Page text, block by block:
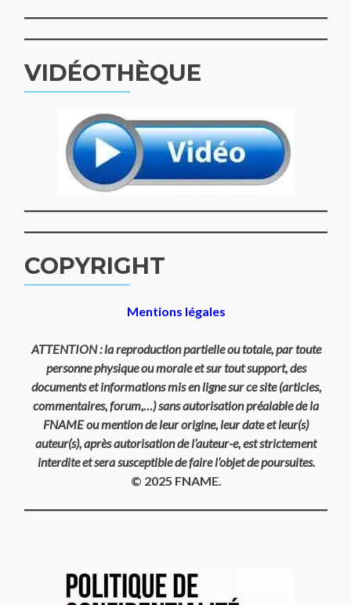
VIDÉOTHÈQUE
COPYRIGHT
Mentions légales
ATTENTION : la reproduction partielle ou totale, par toute
personne physique ou morale et sur tout support, des
documents et informations mis en ligne sur ce site (articles,
commentaires, forum,…) sans autorisation préalable de la
FNAME ou mention de leur origine, leur date et leur(s)
auteur(s), après autorisation de l’auteur-e, est strictement
interdite et sera susceptible de faire l’objet de poursuites.
© 2025 FNAME.